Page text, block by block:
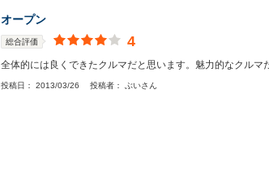
オープン
総合評価 4
全体的には良くできたクルマだと思います。魅力的なクルマ
投稿日： 2013/03/26 投稿者： ぶいさん